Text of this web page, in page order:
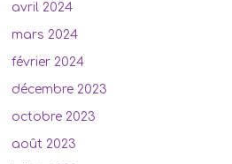
avril 2024
mars 2024
février 2024
décembre 2023
octobre 2023
août 2023